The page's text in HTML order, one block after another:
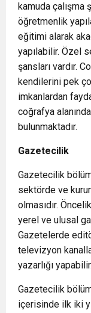
kamuda çalışma
öğretmenlik
eğitimi alarak
yapılabilir. Özel
şansları vardır.
kendilerini pek
imkanlardan
coğrafya
bulunmaktadır.
Gazetecilik
Gazetecilik
sektörde ve
olmasıdır.
yerel ve ulusal
Gazetelerde
televizyon
yazarlığı yapabilir.
Gazetecilik
içerisinde ilk iki